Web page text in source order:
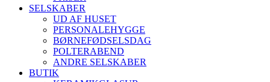
SELSKABER
UD AF HUSET
PERSONALEHYGGE
BØRNEFØDSELSDAG
POLTERABEND
ANDRE SELSKABER
BUTIK